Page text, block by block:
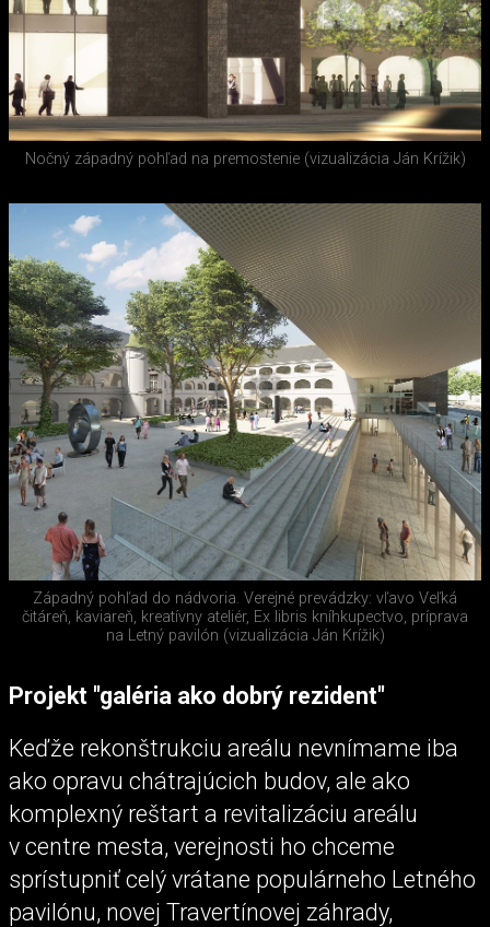
Nočný západný pohľad na premostenie (vizualizácia Ján Krížik)
Západný pohľad do nádvoria. Verejné prevádzky: vľavo Veľká
čitáreň, kaviareň, kreatívny ateliér, Ex libris kníhkupectvo, príprava
na Letný pavilón (vizualizácia Ján Krížik)
Projekt "galéria ako dobrý rezident"
Keďže rekonštrukciu areálu nevnímame iba
ako opravu chátrajúcich budov, ale ako
komplexný reštart a revitalizáciu areálu
v centre mesta, verejnosti ho chceme
sprístupniť celý vrátane populárneho Letného
pavilónu, novej Travertínovej záhrady,